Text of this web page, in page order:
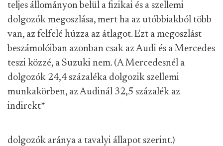
teljes állományon belül a fizikai és a szellemi
dolgozók megoszlása, mert ha az utóbbiakból több
van, az felfelé húzza az átlagot. Ezt a megoszlást
beszámolóiban azonban csak az Audi és a Mercedes
teszi közzé, a Suzuki nem. (A Mercedesnél a
dolgozók 24,4 százaléka dolgozik szellemi
munkakörben, az Audinál 32,5 százalék az
indirekt*
dolgozók aránya a tavalyi állapot szerint.)